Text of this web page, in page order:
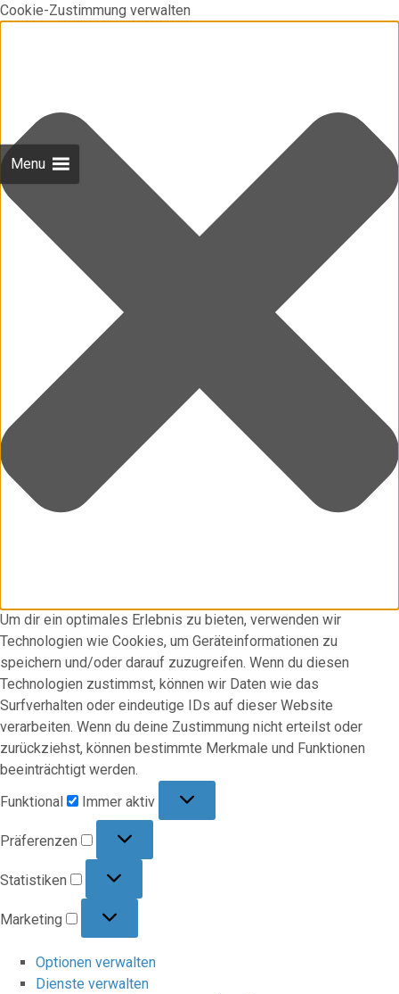
Cookie-Zustimmung verwalten
Um dir ein optimales Erlebnis zu bieten, verwenden wir
Technologien wie Cookies, um Geräteinformationen zu
speichern und/oder darauf zuzugreifen. Wenn du diesen
Technologien zustimmst, können wir Daten wie das
Surfverhalten oder eindeutige IDs auf dieser Website
verarbeiten. Wenn du deine Zustimmung nicht erteilst oder
zurückziehst, können bestimmte Merkmale und Funktionen
beeinträchtigt werden.
Funktional
Immer aktiv
Präferenzen
Statistiken
Marketing
Optionen verwalten
Dienste verwalten
Menu